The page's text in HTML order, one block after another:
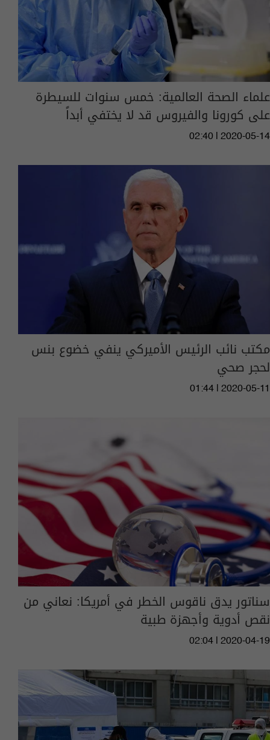
علماء الصحة العالمية: خمس سنوات للسيطرة
على كورونا والفيروس قد لا يختفي أبداً
02:40 | 2020-05-14
مكتب نائب الرئيس الأميركي ينفي خضوع بنس
لحجر صحي
01:44 | 2020-05-11
سناتور يدق ناقوس الخطر في أمريكا: نعاني من
نقص أدوية وأجهزة طبية
02:04 | 2020-04-19